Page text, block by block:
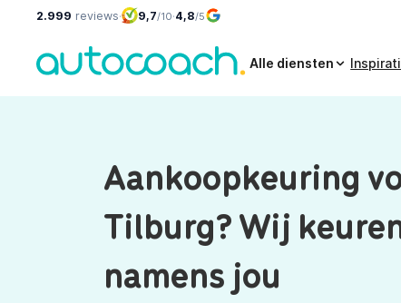
2.999 reviews· 9,7/10·4,8/5
Alle diensten
Aankoopkeuring
Tilburg? Wij
namens jou